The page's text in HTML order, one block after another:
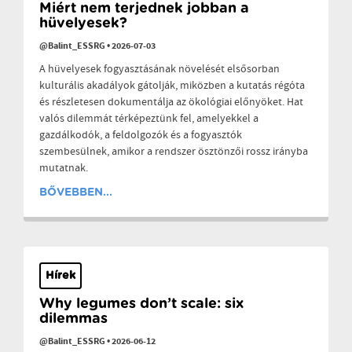
Miért nem terjednek jobban a
hüvelyesek?
@Balint_ESSRG•2026-07-03
A hüvelyesek fogyasztásának növelését elsősorban
kulturális akadályok gátolják, miközben a kutatás régóta
és részletesen dokumentálja az ökológiai előnyöket. Hat
valós dilemmát térképeztünk fel, amelyekkel a
gazdálkodók, a feldolgozók és a fogyasztók
szembesülnek, amikor a rendszer ösztönzői rossz irányba
mutatnak.
BŐVEBBEN...
Hírek
Why legumes don’t scale: six
dilemmas
@Balint_ESSRG•2026-06-12